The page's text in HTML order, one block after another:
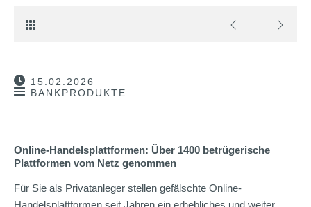
15.02.2026
BANKPRODUKTE
Online-Handelsplattformen: Über 1400 betrügerische
Plattformen vom Netz genommen
Für Sie als Privatanleger stellen gefälschte Online-
Handelsplattformen seit Jahren ein erhebliches und weiter